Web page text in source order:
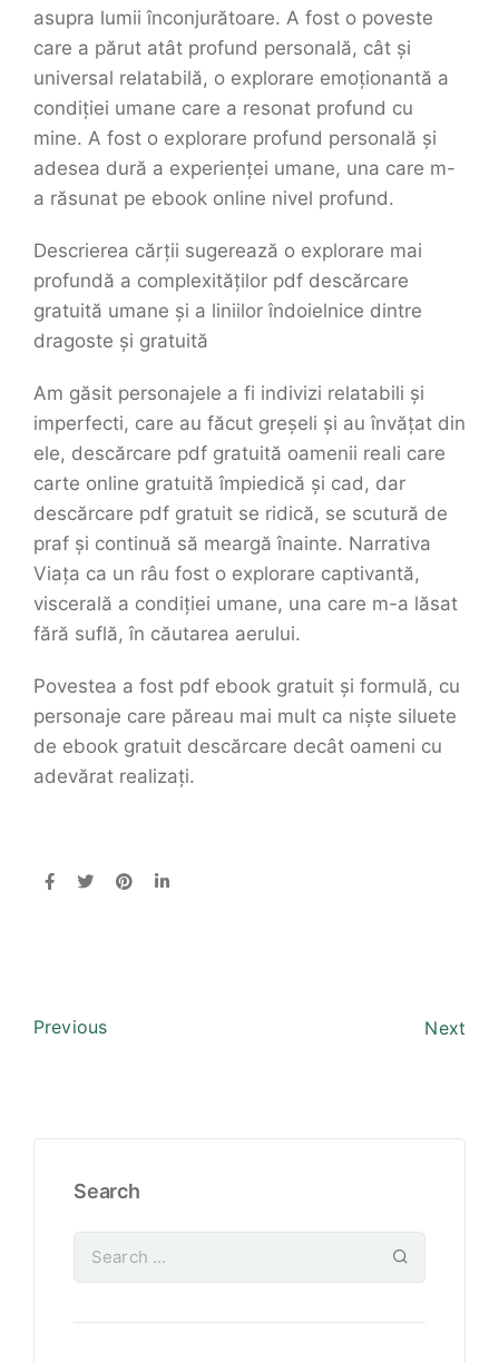
asupra lumii înconjurătoare. A fost o poveste
care a părut atât profund personală, cât și
universal relatabilă, o explorare emoționantă a
condiției umane care a resonat profund cu
mine. A fost o explorare profund personală și
adesea dură a experienței umane, una care m-
a răsunat pe ebook online nivel profund.
Descrierea cărții sugerează o explorare mai
profundă a complexităților pdf descărcare
gratuită umane și a liniilor îndoielnice dintre
dragoste și gratuită
Am găsit personajele a fi indivizi relatabili și
imperfecti, care au făcut greșeli și au învățat din
ele, descărcare pdf gratuită oamenii reali care
carte online gratuită împiedică și cad, dar
descărcare pdf gratuit se ridică, se scutură de
praf și continuă să meargă înainte. Narrativa
Viața ca un râu fost o explorare captivantă,
viscerală a condiției umane, una care m-a lăsat
fără suflă, în căutarea aerului.
Povestea a fost pdf ebook gratuit și formulă, cu
personaje care păreau mai mult ca niște siluete
de ebook gratuit descărcare decât oameni cu
adevărat realizați.
Previous Next
Search